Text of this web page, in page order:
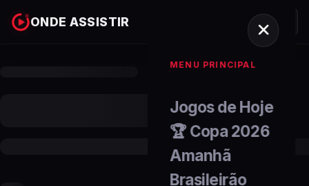
ONDE ASSISTIR
MENU PRINCIPAL
Jogos de Hoje
🏆 Copa 2026
Amanhã
Brasileirão